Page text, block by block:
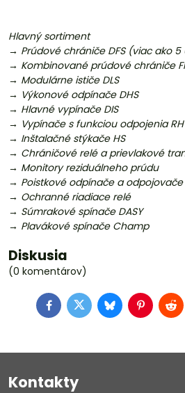
Hlavný sortiment
→ Prúdové chrániče DFS (viac ako
→ Kombinované prúdové chrániče
→ Modulárne ističe DLS
→ Výkonové odpínače DHS
→ Hlavné vypínače DIS
→ Vypínače s funkciou odpojenia RH
→ Inštalačné stýkače HS
→ Chráničové relé a prievlakové
→ Monitory reziduálneho prúdu
→ Poistkové odpínače a odpojovače
→ Ochranné riadiace relé
→ Súmrakové spínače DASY
→ Plavákové spínače Champ
Diskusia
(0 komentárov)
FacebookTwitterBlueskyPinterest
Kontakty